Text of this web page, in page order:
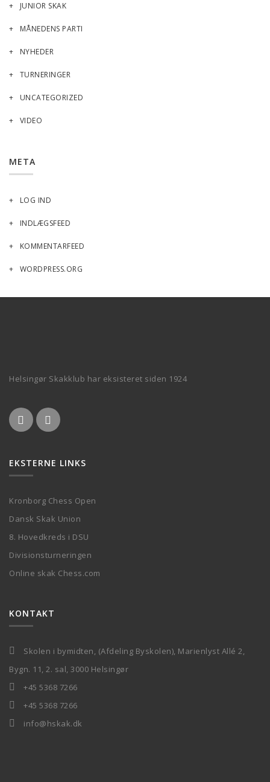
JUNIOR SKAK
MÅNEDENS PARTI
NYHEDER
TURNERINGER
UNCATEGORIZED
VIDEO
META
LOG IND
INDLÆGSFEED
KOMMENTARFEED
WORDPRESS.ORG
Helsingør Skakklub har eksisteret siden 1924
EKSTERNE LINKS
Kronborg Chess Open
Dansk Skak Union
8. Hovedkreds i DSU
Divisionsturneringen
Online skak Chess.com
KONTAKT
Skolen i bymidten, (Afdeling Byskolen), Marienlyst Allé 2,
Bygn. 11, 2. sal, 3000 Helsingør
+45 5368 7266
+45 5368 7266
info@hskak.dk